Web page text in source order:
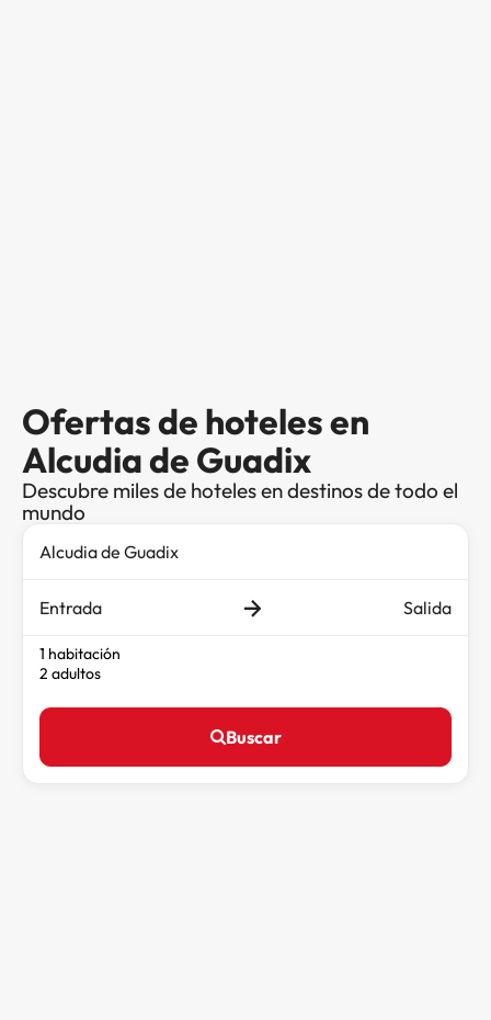
Ofertas de hoteles en
Alcudia de Guadix
Descubre miles de hoteles en destinos de todo el
mundo
Entrada Salida
1 habitación
2 adultos
Buscar